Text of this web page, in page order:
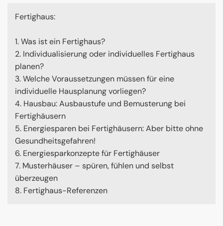
Fertighaus:
1. Was ist ein Fertighaus?
2. Individualisierung oder individuelles Fertighaus
planen?
3. Welche Voraussetzungen müssen für eine
individuelle Hausplanung vorliegen?
4. Hausbau: Ausbaustufe und Bemusterung bei
Fertighäusern
5. Energiesparen bei Fertighäusern: Aber bitte ohne
Gesundheitsgefahren!
6. Energiesparkonzepte für Fertighäuser
7. Musterhäuser – spüren, fühlen und selbst
überzeugen
8. Fertighaus-Referenzen